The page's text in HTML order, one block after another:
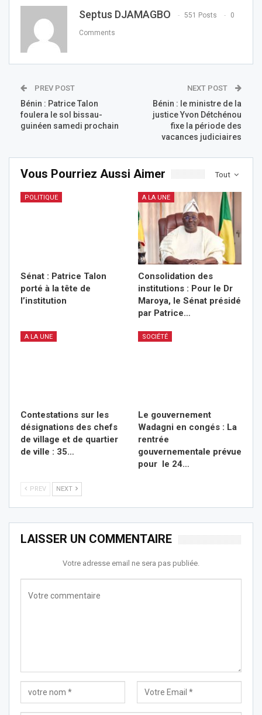
Septus DJAMAGBO 551 Posts 0
Comments
PREV POST
Bénin : Patrice Talon
foulera le sol bissau-
guinéen samedi prochain
NEXT POST
Bénin : le ministre de la
justice Yvon Détchénou
fixe la période des
vacances judiciaires
Tout
Vous Pourriez Aussi Aimer
POLITIQUE
Sénat : Patrice Talon
porté à la tête de
l’institution
A LA UNE
Consolidation des
institutions : Pour le Dr
Maroya, le Sénat présidé
par Patrice…
A LA UNE
Contestations sur les
désignations des chefs
de village et de quartier
de ville : 35…
SOCIÉTÉ
Le gouvernement
Wadagni en congés : La
rentrée
gouvernementale prévue
pour le 24…
PREV NEXT
LAISSER UN COMMENTAIRE
Votre adresse email ne sera pas publiée.